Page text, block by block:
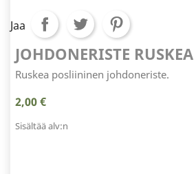
Jaa
JOHDONERISTE RUSKEA
Ruskea posliininen johdoneriste.
2,00 €
Sisältää alv:n